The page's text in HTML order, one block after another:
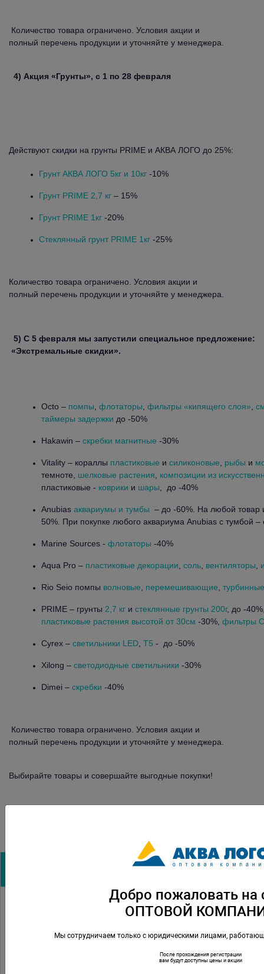
Количество товара ограничено. Условия акции и
полный перечень продукции и уточняйте у менеджера.
4) Акция «Грунты», с 1 по 28 февраля
Действуют скидки на грунты PRIME и АКВА ЛОГО до 25%:
Грунт АКВА ЛОГО 5кг и 10кг -10%
Грунт PRIME 2,7 кг – 15%
Грунт PRIME 1кг -20%
Стеклянный грунт PRIME 1кг -25%
Количество товара ограничено. Условия акции и
полный перечень продукции и уточняйте у менеджера.
5) С 5 февраля мы запустили специальное предложение:
«Экстремальные скидки».
Octo – помпы флотаторы фильтры «кипящего слоя»
таймеры задержки до -50%
Hakawin – скребки магнитные -30%
Vitality – кораллы пластиковые и силиконовые рыбы и
темноте, шелковые растения
композиции из
пластиковые - коврики и шары , до -40%
Anubias аквариумы и тумбы – до -60%. На любой товар
50%. При покупке любого аквариума Anubias c тумбой –
Marine Sources - флотаторы -40%
Aqua Pro – пластиковые декорации соль вентиляторы
Rio Seio помпы волновые перемешивающие
PRIME – грунты 2,7 кг и стеклянные грунты 200г, до -
пластиковые растения высотой от 30см -30%, фильтры
Cyrex – светильники LED T5 - до -50%
Xilong – светодиодные светильники -30%
Dimei – скребки -40%
Количество товара ограничено. Условия акции и
полный перечень продукции и уточняйте у менеджера.
Выбирайте товары и совершайте выгодные покупки!
Встречайте новый бренд NOMOYPET
Добро пожаловать на
ОПТОВОЙ
Мы сотрудничаем только с юридическими лицами,
После прохождения регистрации
вам будут доступны цены и акции